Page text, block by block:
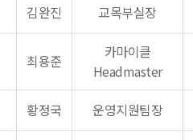
김완진 교목부실장
최용준
카마이클
Headmaster
황정국 운영지원팀장